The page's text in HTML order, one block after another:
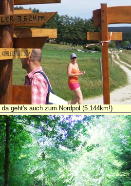
geht's auch zum Nordpol (5.144km!)